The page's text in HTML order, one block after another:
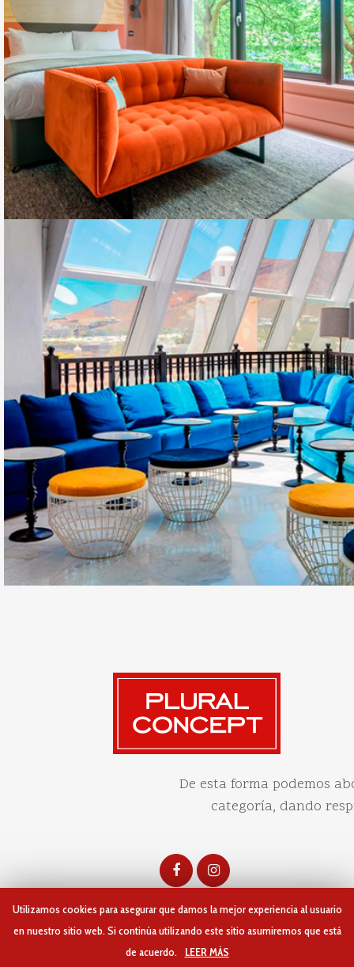
De esta forma podemos
categoría, dando
Utilizamos cookies para asegurar que damos la mejor experiencia al usuario
en nuestro sitio web. Si continúa utilizando este sitio asumiremos que está
de acuerdo.
LEER MÁS